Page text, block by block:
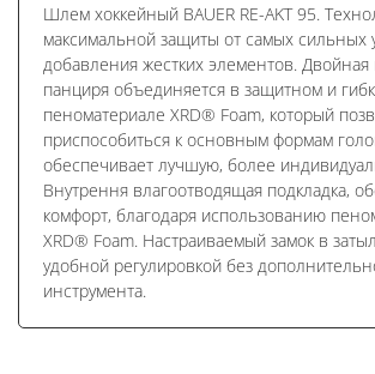
Шлем хоккейный BAUER RE-AKT 95.
максимальной защиты от самых сильных
добавления жестких элементов. Двойная
панциря объединяется в защитном и
пеноматериале XRD® Foam, который
приспособиться к основным формам
обеспечивает лучшую, более
Внутрення влагоотводящая подкладка,
комфорт, благодаря использованию
XRD® Foam. Настраиваемый замок в
удобной регулировкой без
инструмента.